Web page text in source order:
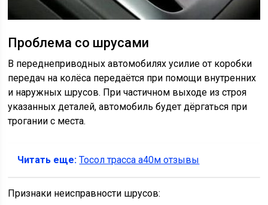
Проблема со шрусами
В переднеприводных автомобилях усилие от коробки
передач на колёса передаётся при помощи внутренних
и наружных шрусов. При частичном выходе из строя
указанных деталей, автомобиль будет дёргаться при
трогании с места.
Читать еще: Тосол трасса а40м отзывы
Признаки неисправности шрусов: